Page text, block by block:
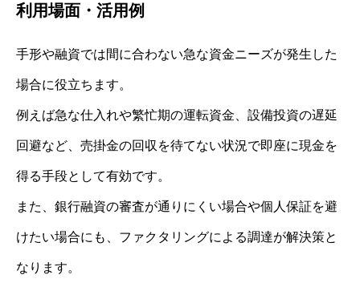
利用場面・活用例
手形や融資では間に合わない急な資金ニーズが発生した
場合に役立ちます。
例えば急な仕入れや繁忙期の運転資金、設備投資の遅延
回避など、売掛金の回収を待てない状況で即座に現金を
得る手段として有効です。
また、銀行融資の審査が通りにくい場合や個人保証を避
けたい場合にも、ファクタリングによる調達が解決策と
なります。